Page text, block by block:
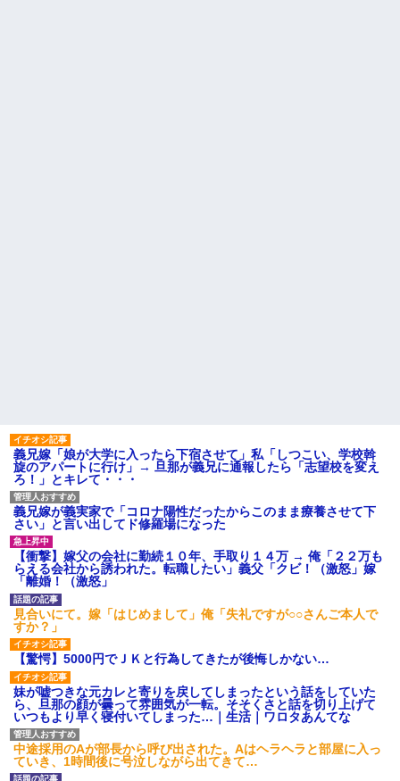
こに金庫があったから、開けて
みようとしただけ☆』義兄「泥
は出てけ！二度と来るな！」結
果・・・
私「初めて飲む味だけどなん
のお茶？」彼「ちっ！」私「」
【GIF】JSのカンチョーワロ
タ
後続車にクラクションを鳴ら
され彼氏が逆切れ。「何クラク
ション鳴らしてんだ！降りてこ
いよ！」と怒鳴りだし...
【衝撃】報酬100万円超の治験
募集がこちらｗｗｗｗｗ(※画像
あり)
【ネット騒然】惨殺されたタ
ワマン頂き女子のこの動画、す
げえええええｗｗｗｗｗｗｗｗ
ｗｗｗ
【愕然】白のクラウン俺氏、
高速道路左車線を制限速度で走
った結果wwwwwwwwwwww
百年の恋12-899 食べた量を
張り合ってくる
義兄嫁「娘が大学に入ったら下宿させて」私「しつこい、学校斡
旋のアパートに行け」→ 旦那が義兄に通報したら「志望校を変え
ろ！」とキレて・・・
義兄嫁が義実家で「コロナ陽性だったからこのまま療養させて下
さい」と言い出してド修羅場になった
【衝撃】嫁父の会社に勤続１０年、手取り１４万 → 俺「２２万も
らえる会社から誘われた。転職したい」義父「クビ！（激怒」嫁
「離婚！（激怒」
見合いにて。嫁「はじめまして」俺「失礼ですが○○さんご本人で
すか？」
【驚愕】5000円でＪＫと行為してきたが後悔しかない…
妹が嘘つきな元カレと寄りを戻してしまったという話をしていた
ら、旦那の顔が曇って雰囲気が一転。そそくさと話を切り上げて
いつもより早く寝付いてしまった…｜生活｜ワロタあんてな
中途採用のAが部長から呼び出された。Aはヘラヘラと部屋に入っ
ていき、1時間後に号泣しながら出てきて…